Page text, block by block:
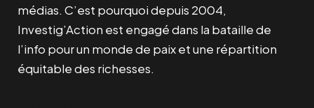
médias. C’est pourquoi depuis 2004,
Investig’Action est engagé dans la bataille de
l’info pour un monde de paix et une répartition
équitable des richesses.